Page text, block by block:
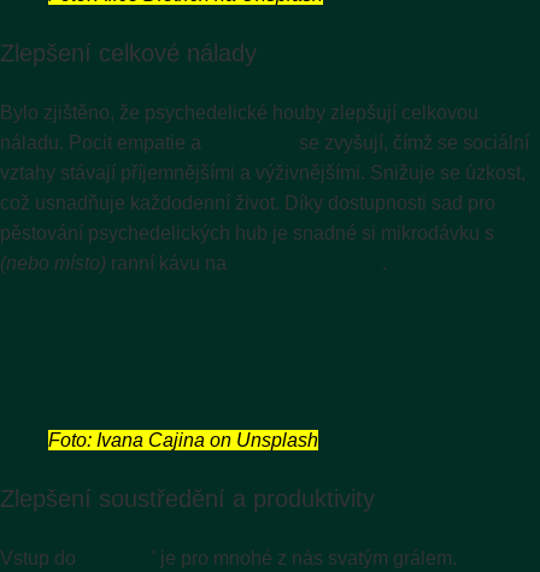
Zlepšení celkové nálady
Bylo zjištěno, že psychedelické houby zlepšují celkovou
náladu. Pocit empatie a
se zvyšují, čímž se sociální
vztahy stávají příjemnějšími a výživnějšími. Snižuje se úzkost,
což usnadňuje každodenní život. Díky dostupnosti sad pro
pěstování psychedelických hub je snadné si mikrodávku s
(nebo místo) ranní kávu na .
Foto: Ivana Cajina on Unsplash
Zlepšení soustředění a produktivity
Vstup do ' je pro mnohé z nás svatým grálem.